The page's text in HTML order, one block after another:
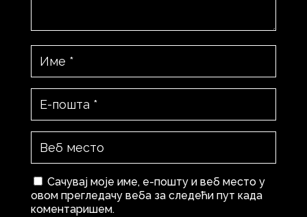
Сачувај моје име, е-пошту и веб место у
овом прегледачу веба за следећи пут када
коментаришем.